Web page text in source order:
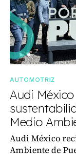
AUTOMOTRIZ
Audi
Medio
Audi México
Ambiente de